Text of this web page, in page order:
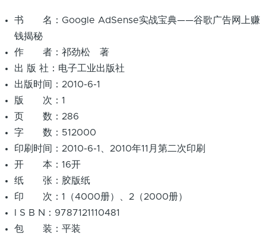
书 名：Google AdSense实战宝典——谷歌广告网上赚
钱揭秘
作 者：祁劲松 著
出 版 社：电子工业出版社
出版时间：2010-6-1
版 次：1
页 数：286
字 数：512000
印刷时间：2010-6-1、2010年11月第二次印刷
开 本：16开
纸 张：胶版纸
印 次：1（4000册）、2（2000册）
I S B N：9787121110481
包 装：平装